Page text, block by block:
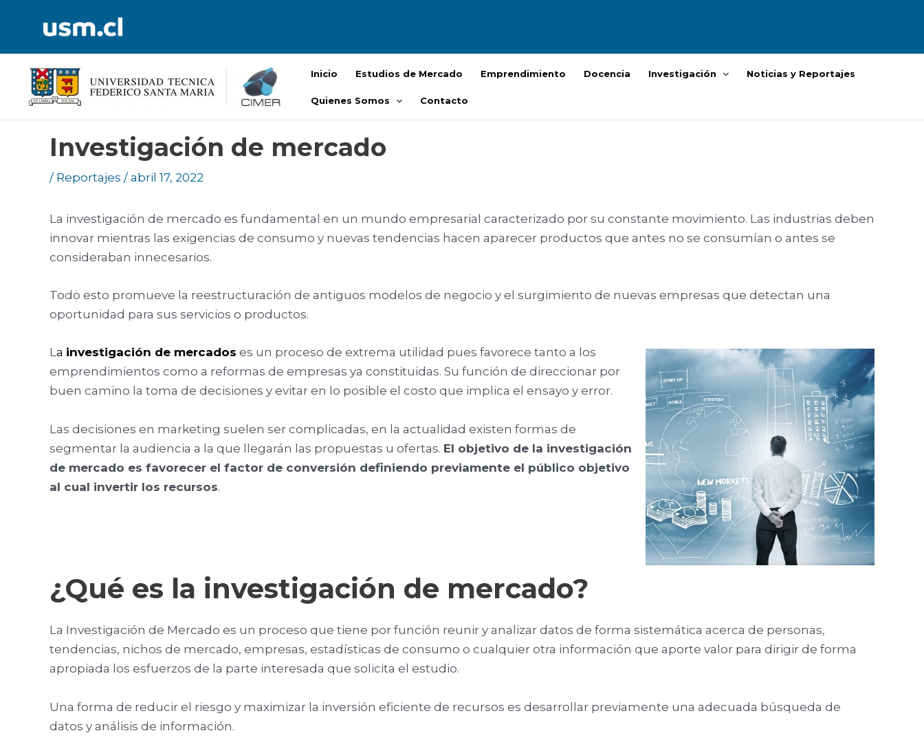
Inicio Estudios de Mercado Emprendimiento Docencia Investigación Noticias y Reportajes
Quienes Somos Contacto
Investigación de mercado
/ Reportajes / abril 17, 2022
La investigación de mercado es fundamental en un mundo empresarial caracterizado por su constante movimiento. Las industrias deben
innovar mientras las exigencias de consumo y nuevas tendencias hacen aparecer productos que antes no se consumían o antes se
consideraban innecesarios.
Todo esto promueve la reestructuración de antiguos modelos de negocio y el surgimiento de nuevas empresas que detectan una
oportunidad para sus servicios o productos.
La investigación de mercados es un proceso de extrema utilidad pues favorece tanto a los
emprendimientos como a reformas de empresas ya constituidas. Su función de direccionar por
buen camino la toma de decisiones y evitar en lo posible el costo que implica el ensayo y error.
Las decisiones en marketing suelen ser complicadas, en la actualidad existen formas de
segmentar la audiencia a la que llegarán las propuestas u ofertas. El objetivo de la investigación
de mercado es favorecer el factor de conversión definiendo previamente el público objetivo
al cual invertir los recursos.
¿Qué es la investigación de mercado?
La Investigación de Mercado es un proceso que tiene por función reunir y analizar datos de forma sistemática acerca de personas,
tendencias, nichos de mercado, empresas, estadísticas de consumo o cualquier otra información que aporte valor para dirigir de forma
apropiada los esfuerzos de la parte interesada que solicita el estudio.
Una forma de reducir el riesgo y maximizar la inversión eficiente de recursos es desarrollar previamente una adecuada búsqueda de
datos y análisis de información.